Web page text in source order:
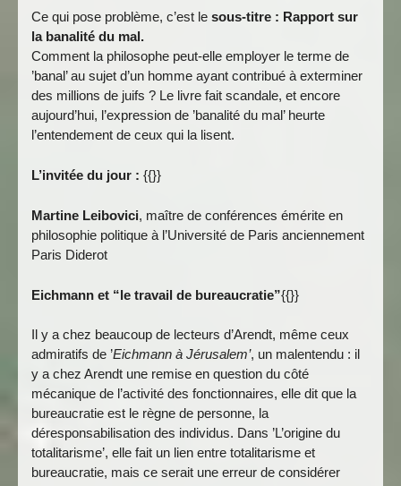
Ce qui pose problème, c’est lesous-titre : Rapport sur
la banalité du mal.
Comment la philosophe peut-elle employer le terme de
’banal’ au sujet d’un homme ayant contribué à exterminer
des millions de juifs ? Le livre fait scandale, et encore
aujourd’hui, l’expression de ’banalité du mal’ heurte
l’entendement de ceux qui la lisent.
L’invitée du jour :{{}}
Martine Leibovici, maître de conférences émérite en
philosophie politique à l’Université de Paris anciennement
Paris Diderot
Eichmann et “le travail de bureaucratie”{{}}
Il y a chez beaucoup de lecteurs d’Arendt, même ceux
admiratifs de ’Eichmann à Jérusalem’, un malentendu : il
y a chez Arendt une remise en question du côté
mécanique de l’activité des fonctionnaires, elle dit que la
bureaucratie est le règne de personne, la
déresponsabilisation des individus. Dans ’L’origine du
totalitarisme’, elle fait un lien entre totalitarisme et
bureaucratie, mais ce serait une erreur de considérer